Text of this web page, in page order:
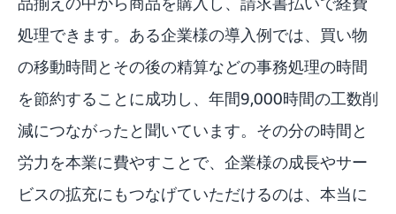
処理できます。ある企業様の導入例では、買い物
の移動時間とその後の精算などの事務処理の時間
を節約することに成功し、年間9,000時間の工数削
減につながったと聞いています。その分の時間と
労力を本業に費やすことで、企業様の成長やサー
ビスの拡充にもつなげていただけるのは、本当に